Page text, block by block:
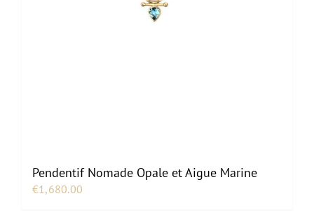
Pendentif Nomade Opale et Aigue Marine
€1,680.00